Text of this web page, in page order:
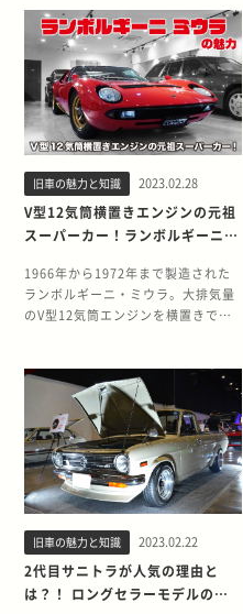
上げました。 さらに、初優勝から4
連覇という偉業を成し遂げ、多くの
ファンを魅了しました。フォードの
高い技術力を証明したマシンとし
て、今もなお高い人気を誇ります。
レプリカとして製作されたGTD40
ル・マンでの輝かしい成績によっ
て、GT40の人気は一気に高まりま
す。しかし、GT40は量産車ではな
いので、簡単に購入できるわけでは
なりません。オークションに出品さ
れても軽く一億円を超える値段がつ
た。 そこで、多くのカスタムカーブ
ランドがレプリカ製作に乗り出しま
す。なかでも、日本に正規輸入代理
マンが国内でもっとも有名になりま
した。 GTD40とは GTD社が製作し
たGTD40は、オリジナルのもつ雰囲
気をうまく再現したレプリカです。
レーシングカーと同仕様の車両を作
ることは現実的には不可能ななか、
こだわるべきところにこだわって
GT40の魅力をしっかりと詰め込ん
で製作された、GTD40の仕様を詳し
く紹介します。 アメ車らしいV8エン
ジン GTD40に搭載されたエンジン
は、5.0L～5.4LのV型8気筒エンジ
った、S14の当時の様子を振り返り
ます。 デートカーとして一世を風靡
したS13 初代シルビアの登場は1965
年。商業的に大きな成功はしません
でしたが、精力的にモデルチェンジ
を繰り返しました。そして、1988年
に5代目として登場したS13が、デー
トカーとして一世を風靡し大成功を
おさめます。 近未来的でスタイリッ
シュなボディデザインと高い走行性
能から販売台数は約30万台にも及
び、5年間販売されました。 大型化
が裏目に出たS14 5年ぶりのフルモ
デルチェンジを図ったS14シルビア
の登場は1993年。S13の成功後だけ
軽快さがスポイルされたことに加
え、丸みを帯びたデザインが重たい
イメージに拍車をかけたために批判
を浴びます。 実はボディサイズの拡
大にはメリットもあったのですが、
エンジンとプラットフォームの基本
部分が先代からの踏襲で、目玉とな
る変更点が外観だっただけに悪い点
ばかりが目立ってしまいました。 マ
イナーチェンジで人気の回復を願う
も時代にも見放される 振るわない販
売台数を増やすべく、日産は1996年
踏襲したデザインだったこともあ
り、初代のS30型が登場したときほ
どの大きなインパクトはなかったも
のの、性能面、スタイリング共に完
成度の高い一台として今も人気を博
しています。今回は、フェアレディ
Zの伝統をつくり上げた2代目S130
う。 初代の成功を受けて誕生した
S130 9年間に渡って生産された初代
S30型の成功を受けて、1970年代後
半にフェアレディZ初のモデルチェ
ンジによって登場したのがS130型で
す。 高い人気にもつながった初代の
スタイリングを踏襲しつつ、実は大
初代フェアレディZ フェアレディZ
の初代S30型は、ダットサン フェア
レディの後継車として1969年に登
場。欧州のGTカー並みの高いスペッ
クを誇りながらも、価格をかなり低
く抑えていたために市場に大きなイ
ンパクトを与えました。 エンジン
は、L型直列6気筒エンジンを搭載。
ロングノーズショートデッキという
特徴的なスタイリングに加え、北米
には低中速域がトルクフルな2.4Lモ
デルを投入していたことから特にア
旧車の魅力と知識 2023.02.28
V型12気筒横置きエンジンの元祖
スーパーカー！ランボルギーニ
1966年から1972年まで製造された
ランボルギーニ・ミウラ。大排気量
のV型12気筒エンジンを横置きでミ
ビューを飾りました。 FRが主流だ
ったロードゴーイングGTの世界に、
MRパッケージで彗星のごとく現れ
たミウラの開発秘話とすべてのモデ
ルの歴史を紐解いていきます。 ベア
シャーシでの初披露から始まったラ
ンボルギーニ・ミウラ 初代ランボル
リノ・オートショーで初披露された
のは1965年。しかし、その姿はボデ
ィがなくV型エンジンを載せたベア
旧車の魅力と知識 2023.02.22
2代目サニトラが人気の理由と
は？！ ロングセラーモデルの魅